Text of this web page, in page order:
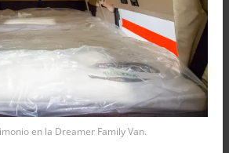
en la Dreamer Family Van.